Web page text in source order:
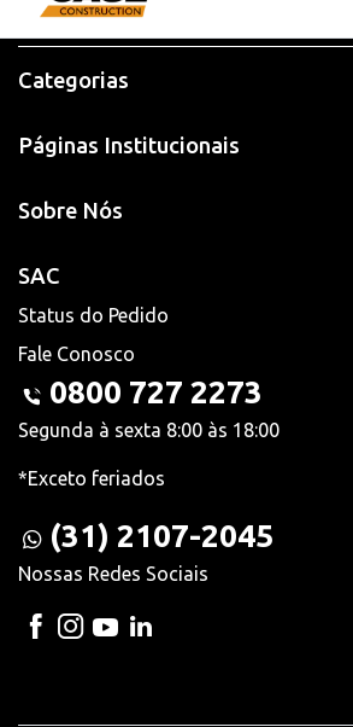
Categorias
Páginas Institucionais
Sobre Nós
SAC
Status do Pedido
Fale Conosco
0800 727 2273
Segunda à sexta 8:00 às 18:00
*Exceto feriados
(31) 2107-2045
Nossas Redes Sociais